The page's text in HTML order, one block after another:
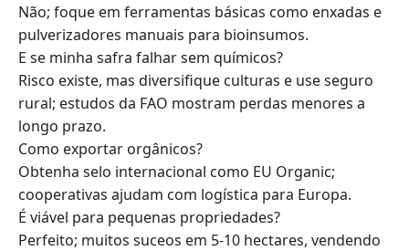
Não; foque em ferramentas básicas como enxadas e
pulverizadores manuais para bioinsumos.
E se minha safra falhar sem químicos?
Risco existe, mas diversifique culturas e use seguro
rural; estudos da FAO mostram perdas menores a
longo prazo.
Como exportar orgânicos?
Obtenha selo internacional como EU Organic;
cooperativas ajudam com logística para Europa.
É viável para pequenas propriedades?
Perfeito; muitos suceos em 5-10 hectares, vendendo